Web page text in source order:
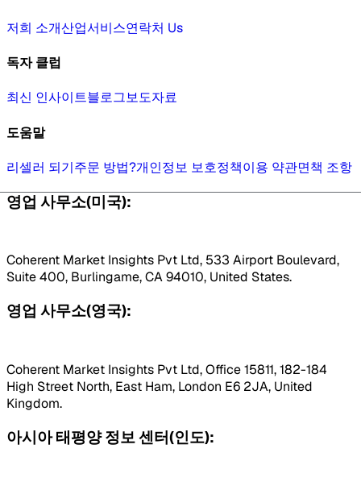
저희 소개산업서비스연락처 Us
독자 클럽
최신 인사이트블로그보도자료
도움말
리셀러 되기주문 방법?개인정보 보호정책이용 약관면책 조항
영업 사무소(미국):
Coherent Market Insights Pvt Ltd, 533 Airport Boulevard,
Suite 400, Burlingame, CA 94010, United States.
영업 사무소(영국):
Coherent Market Insights Pvt Ltd, Office 15811, 182-184
High Street North, East Ham, London E6 2JA, United
Kingdom.
아시아 태평양 정보 센터(인도):